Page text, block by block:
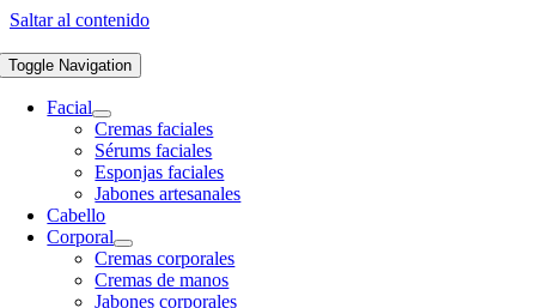
Saltar al contenido
Toggle Navigation
Facial
Cremas faciales
Sérums faciales
Esponjas faciales
Jabones artesanales
Cabello
Corporal
Cremas corporales
Cremas de manos
Jabones corporales